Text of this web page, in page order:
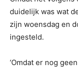
duidelijk was wat
zijn woensdag en
ingesteld.
‘Omdat er nog